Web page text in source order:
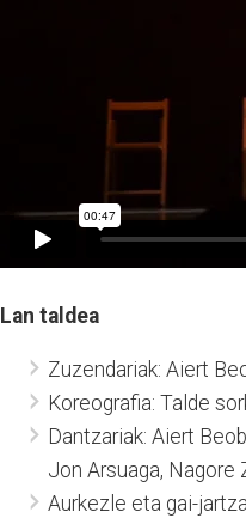
Lan taldea
Zuzendariak: Aiert
Koreografia: Talde
Dantzariak: Aiert
Jon Arsuaga, Nagore
Aurkezle eta gai-